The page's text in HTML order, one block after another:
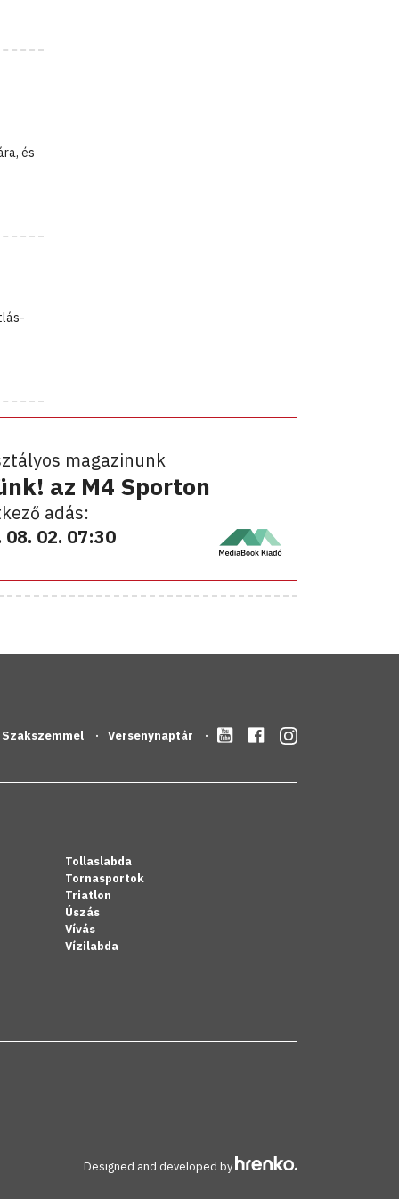
és
magazinunk
az M4 Sporton
adás:
08. 02. 07:30
Szakszemmel Versenynaptár
Tollaslabda
Tornasportok
Triatlon
Úszás
Vívás
Vízilabda
Designed and developed by